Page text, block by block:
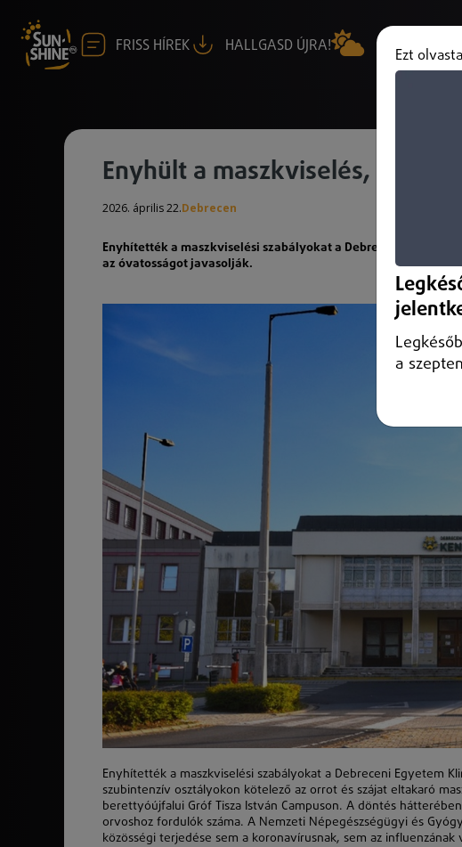
FRISS HÍREK HALLGASD ÚJRA!
Enyhült a maszkviselés, több
2026. április 22.Debrecen
Enyhítették a maszkviselési szabályokat a Debreceni
az óvatosságot javasolják.
Enyhítették a maszkviselési szabályokat a Debreceni Egyetem
szubintenzív osztályokon kötelező az orrot és szájat eltakaró
berettyóújfalui Gróf Tisza István Campuson. A döntés
orvoshoz fordulók száma. A Nemzeti Népegészségügyi és
közösségi terjedése sem a koronavírusnak, sem az
Ezt
a